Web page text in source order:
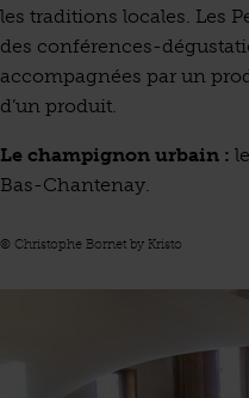
les traditions locales. Les
des conférences-
accompagnées par un
d’un produit.
Le champignon urbain :
Bas-Chantenay.
© Christophe Bornet by Kristo